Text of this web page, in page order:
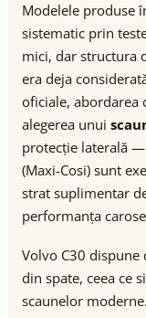
Modelele produse
sistematic prin
mici, dar structura
era deja
oficiale, abordarea
alegerea unui
protecție laterală —
(Maxi-Cosi) sunt
strat suplimentar
performanța
Volvo C30 dispune
din spate, ceea ce
scaunelor